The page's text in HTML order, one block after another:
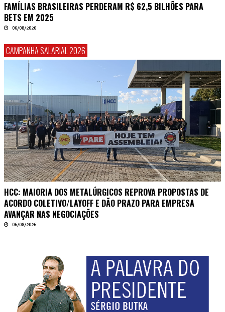
FAMÍLIAS BRASILEIRAS PERDERAM R$ 62,5 BILHÕES PARA
BETS EM 2025
06/08/2026
CAMPANHA SALARIAL 2026
HCC: MAIORIA DOS METALÚRGICOS REPROVA PROPOSTAS DE
ACORDO COLETIVO/LAYOFF E DÃO PRAZO PARA EMPRESA
AVANÇAR NAS NEGOCIAÇÕES
06/08/2026